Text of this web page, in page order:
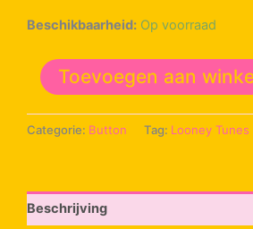
Beschikbaarheid: Op voorraad
Yosemite
Sam
Flippo
Toevoegen aan
Categorie: Button Tag: Looney Tunes
Beschrijving